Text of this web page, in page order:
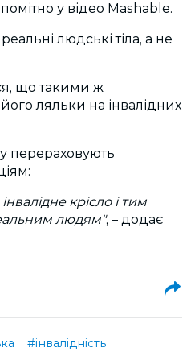
у відео Mashable.
людські тіла, а не
що такими ж
ляльки на інвалідних
перераховують
крісло і тим
людям", – додає
#інвалідність